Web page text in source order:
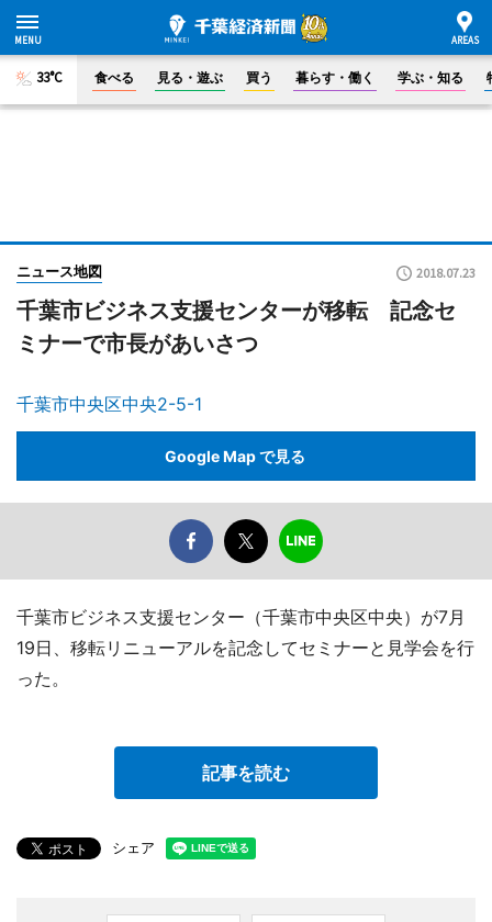
33°C 食べる 見る・遊ぶ 買う 暮らす・働く 学ぶ・知る
ニュース地図 2018.07.23
千葉市ビジネス支援センターが移転 記念セ
ミナーで市長があいさつ
千葉市中央区中央2-5-1
Google Map で見る
千葉市ビジネス支援センター（千葉市中央区中央）が7月
19日、移転リニューアルを記念してセミナーと見学会を行
った。
記事を読む
シェア